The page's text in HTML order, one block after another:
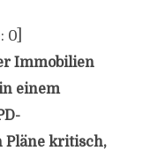
0]
Immobilien
einem
Pläne kritisch,